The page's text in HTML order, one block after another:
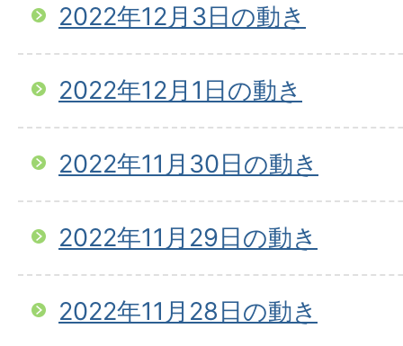
2022年12月3日の動き
2022年12月1日の動き
2022年11月30日の動き
2022年11月29日の動き
2022年11月28日の動き